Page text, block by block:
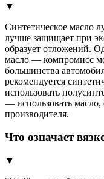
▼
Синтетическое масло
лучше защищает при
образует отложений.
масло — компромисс
большинства
рекомендуется
использовать
— использовать масло,
производителя.
Что означает
▼